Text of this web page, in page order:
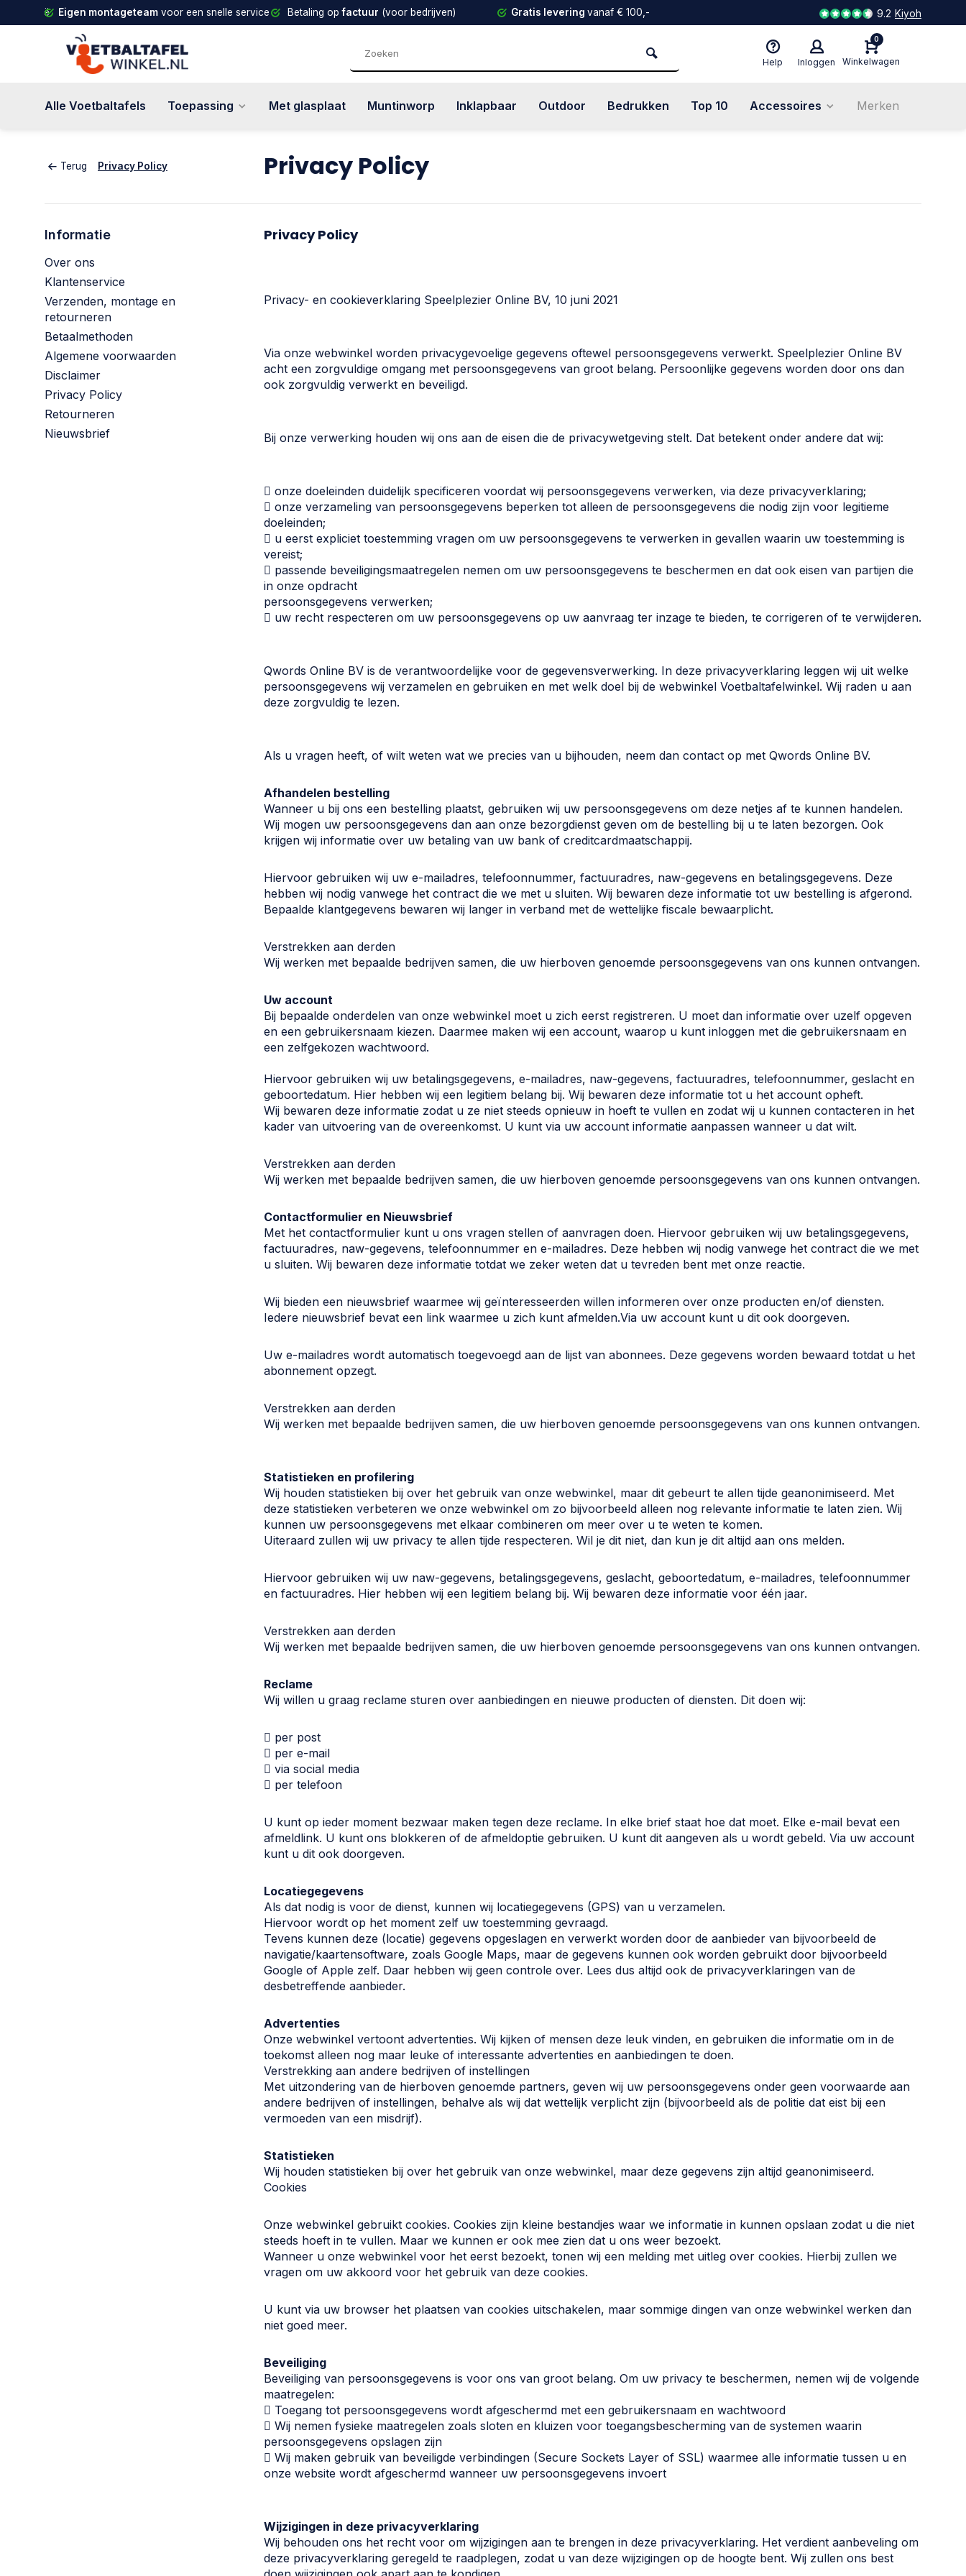
en België Eigen montageteam voor een snelle service Betaling opfactuur (voor bedrijven) Gratis levering vanaf € 100,- 9.2 Kiyoh
Help Inloggen
0
Winkelwagen
Alle Voetbaltafels Toepassing Met glasplaat Muntinworp Inklapbaar Outdoor Bedrukken Top 10 Accessoires Merken
Terug Privacy Policy Privacy Policy
Informatie
Over ons
Klantenservice
Verzenden, montage en
retourneren
Betaalmethoden
Algemene voorwaarden
Disclaimer
Privacy Policy
Retourneren
Nieuwsbrief
Privacy Policy
Privacy- en cookieverklaring Speelplezier Online BV, 10 juni 2021
Via onze webwinkel worden privacygevoelige gegevens oftewel persoonsgegevens verwerkt. Speelplezier Online BV
acht een zorgvuldige omgang met persoonsgegevens van groot belang. Persoonlijke gegevens worden door ons dan
ook zorgvuldig verwerkt en beveiligd.
Bij onze verwerking houden wij ons aan de eisen die de privacywetgeving stelt. Dat betekent onder andere dat wij:
 onze doeleinden duidelijk specificeren voordat wij persoonsgegevens verwerken, via deze privacyverklaring;
 onze verzameling van persoonsgegevens beperken tot alleen de persoonsgegevens die nodig zijn voor legitieme
doeleinden;
 u eerst expliciet toestemming vragen om uw persoonsgegevens te verwerken in gevallen waarin uw toestemming is
vereist;
 passende beveiligingsmaatregelen nemen om uw persoonsgegevens te beschermen en dat ook eisen van partijen die
in onze opdracht
persoonsgegevens verwerken;
 uw recht respecteren om uw persoonsgegevens op uw aanvraag ter inzage te bieden, te corrigeren of te verwijderen.
Qwords Online BV is de verantwoordelijke voor de gegevensverwerking. In deze privacyverklaring leggen wij uit welke
persoonsgegevens wij verzamelen en gebruiken en met welk doel bij de webwinkel Voetbaltafelwinkel. Wij raden u aan
deze zorgvuldig te lezen.
Als u vragen heeft, of wilt weten wat we precies van u bijhouden, neem dan contact op met Qwords Online BV.
Afhandelen bestelling
Wanneer u bij ons een bestelling plaatst, gebruiken wij uw persoonsgegevens om deze netjes af te kunnen handelen.
Wij mogen uw persoonsgegevens dan aan onze bezorgdienst geven om de bestelling bij u te laten bezorgen. Ook
krijgen wij informatie over uw betaling van uw bank of creditcardmaatschappij.
Hiervoor gebruiken wij uw e-mailadres, telefoonnummer, factuuradres, naw-gegevens en betalingsgegevens. Deze
hebben wij nodig vanwege het contract die we met u sluiten. Wij bewaren deze informatie tot uw bestelling is afgerond.
Bepaalde klantgegevens bewaren wij langer in verband met de wettelijke fiscale bewaarplicht.
Verstrekken aan derden
Wij werken met bepaalde bedrijven samen, die uw hierboven genoemde persoonsgegevens van ons kunnen ontvangen.
Uw account
Bij bepaalde onderdelen van onze webwinkel moet u zich eerst registreren. U moet dan informatie over uzelf opgeven
en een gebruikersnaam kiezen. Daarmee maken wij een account, waarop u kunt inloggen met die gebruikersnaam en
een zelfgekozen wachtwoord.
Hiervoor gebruiken wij uw betalingsgegevens, e-mailadres, naw-gegevens, factuuradres, telefoonnummer, geslacht en
geboortedatum. Hier hebben wij een legitiem belang bij. Wij bewaren deze informatie tot u het account opheft.
Wij bewaren deze informatie zodat u ze niet steeds opnieuw in hoeft te vullen en zodat wij u kunnen contacteren in het
kader van uitvoering van de overeenkomst. U kunt via uw account informatie aanpassen wanneer u dat wilt.
Verstrekken aan derden
Wij werken met bepaalde bedrijven samen, die uw hierboven genoemde persoonsgegevens van ons kunnen ontvangen.
Contactformulier en Nieuwsbrief
Met het contactformulier kunt u ons vragen stellen of aanvragen doen. Hiervoor gebruiken wij uw betalingsgegevens,
factuuradres, naw-gegevens, telefoonnummer en e-mailadres. Deze hebben wij nodig vanwege het contract die we met
u sluiten. Wij bewaren deze informatie totdat we zeker weten dat u tevreden bent met onze reactie.
Wij bieden een nieuwsbrief waarmee wij geïnteresseerden willen informeren over onze producten en/of diensten.
Iedere nieuwsbrief bevat een link waarmee u zich kunt afmelden.Via uw account kunt u dit ook doorgeven.
Uw e-mailadres wordt automatisch toegevoegd aan de lijst van abonnees. Deze gegevens worden bewaard totdat u het
abonnement opzegt.
Verstrekken aan derden
Wij werken met bepaalde bedrijven samen, die uw hierboven genoemde persoonsgegevens van ons kunnen ontvangen.
Statistieken en profilering
Wij houden statistieken bij over het gebruik van onze webwinkel, maar dit gebeurt te allen tijde geanonimiseerd. Met
deze statistieken verbeteren we onze webwinkel om zo bijvoorbeeld alleen nog relevante informatie te laten zien. Wij
kunnen uw persoonsgegevens met elkaar combineren om meer over u te weten te komen.
Uiteraard zullen wij uw privacy te allen tijde respecteren. Wil je dit niet, dan kun je dit altijd aan ons melden.
Hiervoor gebruiken wij uw naw-gegevens, betalingsgegevens, geslacht, geboortedatum, e-mailadres, telefoonnummer
en factuuradres. Hier hebben wij een legitiem belang bij. Wij bewaren deze informatie voor één jaar.
Verstrekken aan derden
Wij werken met bepaalde bedrijven samen, die uw hierboven genoemde persoonsgegevens van ons kunnen ontvangen.
Reclame
Wij willen u graag reclame sturen over aanbiedingen en nieuwe producten of diensten. Dit doen wij:
 per post
 per e-mail
 via social media
 per telefoon
U kunt op ieder moment bezwaar maken tegen deze reclame. In elke brief staat hoe dat moet. Elke e-mail bevat een
afmeldlink. U kunt ons blokkeren of de afmeldoptie gebruiken. U kunt dit aangeven als u wordt gebeld. Via uw account
kunt u dit ook doorgeven.
Locatiegegevens
Als dat nodig is voor de dienst, kunnen wij locatiegegevens (GPS) van u verzamelen.
Hiervoor wordt op het moment zelf uw toestemming gevraagd.
Tevens kunnen deze (locatie) gegevens opgeslagen en verwerkt worden door de aanbieder van bijvoorbeeld de
navigatie/kaartensoftware, zoals Google Maps, maar de gegevens kunnen ook worden gebruikt door bijvoorbeeld
Google of Apple zelf. Daar hebben wij geen controle over. Lees dus altijd ook de privacyverklaringen van de
desbetreffende aanbieder.
Advertenties
Onze webwinkel vertoont advertenties. Wij kijken of mensen deze leuk vinden, en gebruiken die informatie om in de
toekomst alleen nog maar leuke of interessante advertenties en aanbiedingen te doen.
Verstrekking aan andere bedrijven of instellingen
Met uitzondering van de hierboven genoemde partners, geven wij uw persoonsgegevens onder geen voorwaarde aan
andere bedrijven of instellingen, behalve als wij dat wettelijk verplicht zijn (bijvoorbeeld als de politie dat eist bij een
vermoeden van een misdrijf).
Statistieken
Wij houden statistieken bij over het gebruik van onze webwinkel, maar deze gegevens zijn altijd geanonimiseerd.
Cookies
Onze webwinkel gebruikt cookies. Cookies zijn kleine bestandjes waar we informatie in kunnen opslaan zodat u die niet
steeds hoeft in te vullen. Maar we kunnen er ook mee zien dat u ons weer bezoekt.
Wanneer u onze webwinkel voor het eerst bezoekt, tonen wij een melding met uitleg over cookies. Hierbij zullen we
vragen om uw akkoord voor het gebruik van deze cookies.
U kunt via uw browser het plaatsen van cookies uitschakelen, maar sommige dingen van onze webwinkel werken dan
niet goed meer.
Beveiliging
Beveiliging van persoonsgegevens is voor ons van groot belang. Om uw privacy te beschermen, nemen wij de volgende
maatregelen:
 Toegang tot persoonsgegevens wordt afgeschermd met een gebruikersnaam en wachtwoord
 Wij nemen fysieke maatregelen zoals sloten en kluizen voor toegangsbescherming van de systemen waarin
persoonsgegevens opslagen zijn
 Wij maken gebruik van beveiligde verbindingen (Secure Sockets Layer of SSL) waarmee alle informatie tussen u en
onze website wordt afgeschermd wanneer uw persoonsgegevens invoert
Wijzigingen in deze privacyverklaring
Wij behouden ons het recht voor om wijzigingen aan te brengen in deze privacyverklaring. Het verdient aanbeveling om
deze privacyverklaring geregeld te raadplegen, zodat u van deze wijzigingen op de hoogte bent. Wij zullen ons best